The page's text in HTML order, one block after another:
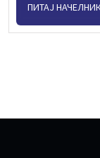
ПИТАЈ